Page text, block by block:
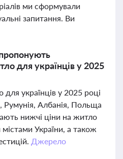
ми сформували
запитання. Ви
для українців у 2025
українців у 2025 році
Румунія, Албанія, Польща
нижчі ціни на житло
України, а також
Джерело